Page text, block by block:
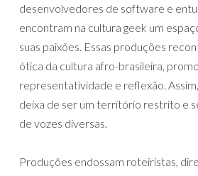
desenvolvedores de software e
encontram na cultura geek um
suas paixões. Essas produções
ótica da cultura afro-brasileira,
representatividade e reflexão.
deixa de ser um território restrito e
de vozes diversas.
Produções endossam roteiristas,